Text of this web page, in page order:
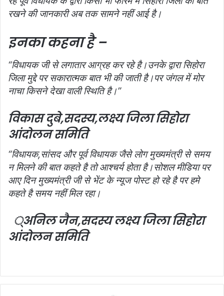
रखने की जानकारी अब तक सामने नहीं आई है।
इनका कहना है –
“विधायक जी से लगातार आग्रह कर रहे है।उनके द्वारा सिहोरा
जिला मुद्दे पर सकारात्मक बात भी की जाती है।पर जंगल में मोर
नाचा किसने देखा वाली स्थिति है।”
विकास दुबे,सदस्य,लक्ष्य जिला सिहोरा
आंदोलन समिति
“विधायक,सांसद और पूर्व विधायक जैसे लोग मुख्यमंत्री से समय
न मिलने की बात कहते है तो आश्चर्य होता है।सोशल मीडिया पर
आए दिन मुख्यमंत्री जी से भेंट के न्यूज पोस्ट हो रहे है पर हमे
कहते है समय नहीं मिल रहा।
्अनिल जैन,सदस्य लक्ष्य जिला सिहोरा
आंदोलन समिति